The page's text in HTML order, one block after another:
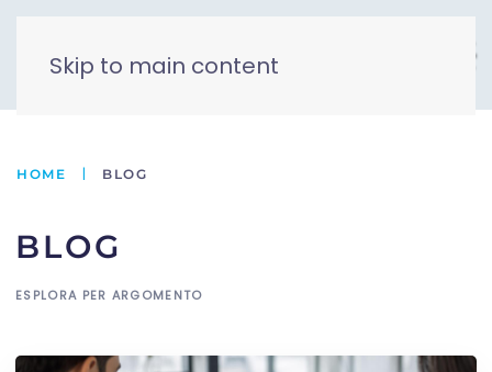
Skip to main content
HOME BLOG
BLOG
ESPLORA PER ARGOMENTO